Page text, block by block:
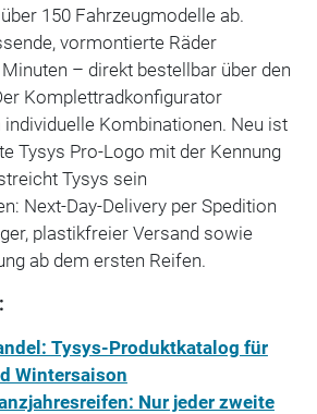
150 Fahrzeugmodelle ab.
vormontierte Räder
– direkt bestellbar über den
Komplettradkonfigurator
Kombinationen. Neu ist
Tysys Pro-Logo mit der Kennung
Tysys sein
Next-Day-Delivery per Spedition
plastikfreier Versand sowie
ab dem ersten Reifen.
Tysys-Produktkatalog für
Wintersaison
Nur jeder zweite